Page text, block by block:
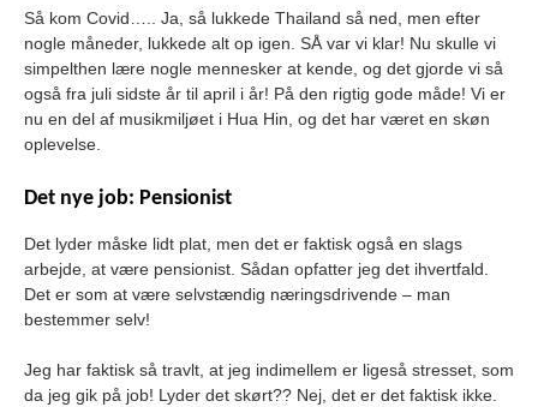
Så kom Covid….. Ja, så lukkede Thailand så ned, men efter
nogle måneder, lukkede alt op igen. SÅ var vi klar! Nu skulle vi
simpelthen lære nogle mennesker at kende, og det gjorde vi så
også fra juli sidste år til april i år! På den rigtig gode måde! Vi er
nu en del af musikmiljøet i Hua Hin, og det har været en skøn
oplevelse.
Det nye job: Pensionist
Det lyder måske lidt plat, men det er faktisk også en slags
arbejde, at være pensionist. Sådan opfatter jeg det ihvertfald.
Det er som at være selvstændig næringsdrivende – man
bestemmer selv!
Jeg har faktisk så travlt, at jeg indimellem er ligeså stresset, som
da jeg gik på job! Lyder det skørt?? Nej, det er det faktisk ikke.